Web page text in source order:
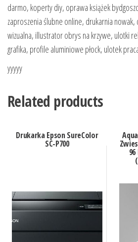
darmo, koperty diy, oprawa książek
zaproszenia ślubne online, drukarnia
wizualna, illustrator obrys na krzywe, ulotki
grafika, profile aluminiowe płock, ulotek
yyyyy
Related products
Drukarka Epson SureColor
SC-P700